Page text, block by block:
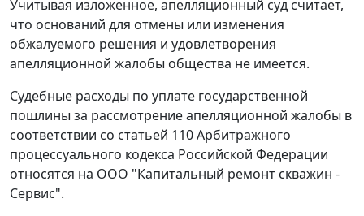
Учитывая изложенное, апелляционный суд считает,
что оснований для отмены или изменения
обжалуемого решения и удовлетворения
апелляционной жалобы общества не имеется.
Судебные расходы по уплате государственной
пошлины за рассмотрение апелляционной жалобы в
соответствии со статьей 110Арбитражного
процессуального кодекса Российской Федерации
относятся на ООО "Капитальный ремонт скважин -
Сервис".